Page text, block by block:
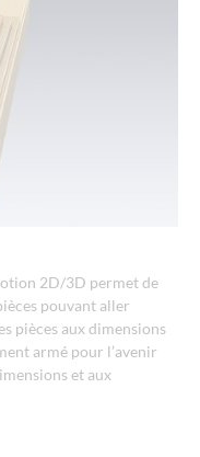
2D/3D permet de
pouvant aller
pièces aux dimensions
armé pour l’avenir
et aux